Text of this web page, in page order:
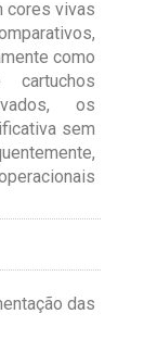
cores vivas
como
cartuchos
os
sem
das